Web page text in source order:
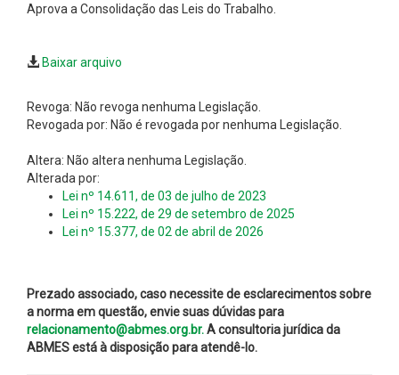
Aprova a Consolidação das Leis do Trabalho.
Baixar arquivo
Revoga: Não revoga nenhuma Legislação.
Revogada por: Não é revogada por nenhuma Legislação.
Altera: Não altera nenhuma Legislação.
Alterada por:
Lei nº 14.611, de 03 de julho de 2023
Lei nº 15.222, de 29 de setembro de 2025
Lei nº 15.377, de 02 de abril de 2026
Prezado associado, caso necessite de esclarecimentos sobre
a norma em questão, envie suas dúvidas para
relacionamento@abmes.org.br.A consultoria jurídica da
ABMES está à disposição para atendê-lo.